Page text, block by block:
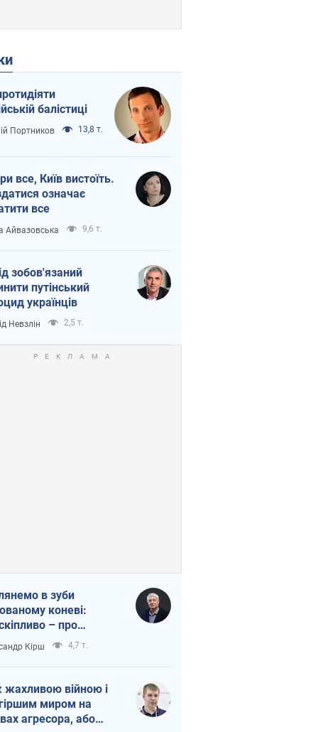
балістиці
Портников 13,8 т.
все, Київ вистоїть.
означає
все
Айвазовська 9,6 т.
зобов'язаний
путінський
українців
Невзлін 2,5 т.
в зуби
коневі:
– про
Україні
Кірш 4,7 т.
жахливою війною і
миром на
агресора, або